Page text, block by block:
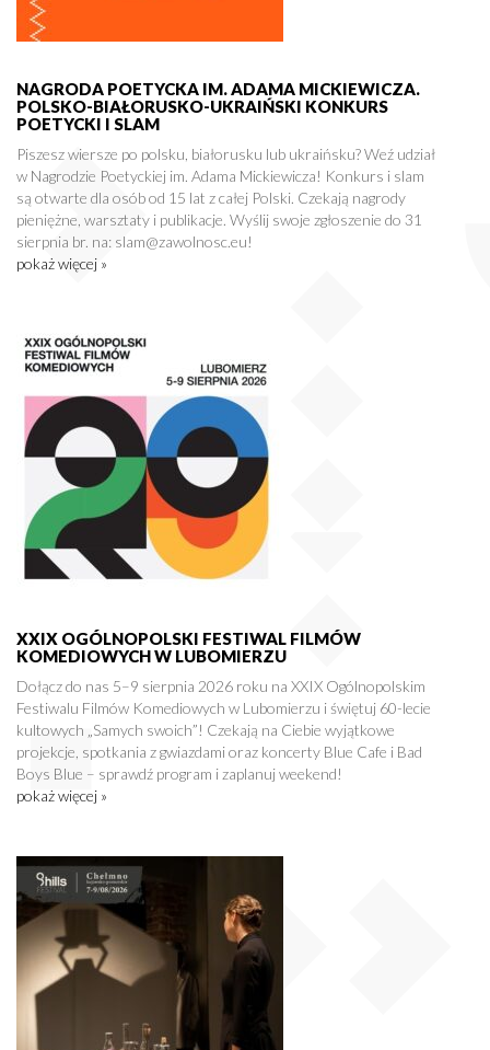
NAGRODA POETYCKA IM. ADAMA MICKIEWICZA.
POLSKO-BIAŁORUSKO-UKRAIŃSKI KONKURS
POETYCKI I SLAM
Piszesz wiersze po polsku, białorusku lub ukraińsku? Weź udział
w Nagrodzie Poetyckiej im. Adama Mickiewicza! Konkurs i slam
są otwarte dla osób od 15 lat z całej Polski. Czekają nagrody
pieniężne, warsztaty i publikacje. Wyślij swoje zgłoszenie do 31
sierpnia br. na: slam@zawolnosc.eu!
pokaż więcej »
XXIX OGÓLNOPOLSKI FESTIWAL FILMÓW
KOMEDIOWYCH W LUBOMIERZU
Dołącz do nas 5–9 sierpnia 2026 roku na XXIX Ogólnopolskim
Festiwalu Filmów Komediowych w Lubomierzu i świętuj 60-lecie
kultowych „Samych swoich”! Czekają na Ciebie wyjątkowe
projekcje, spotkania z gwiazdami oraz koncerty Blue Cafe i Bad
Boys Blue – sprawdź program i zaplanuj weekend!
pokaż więcej »